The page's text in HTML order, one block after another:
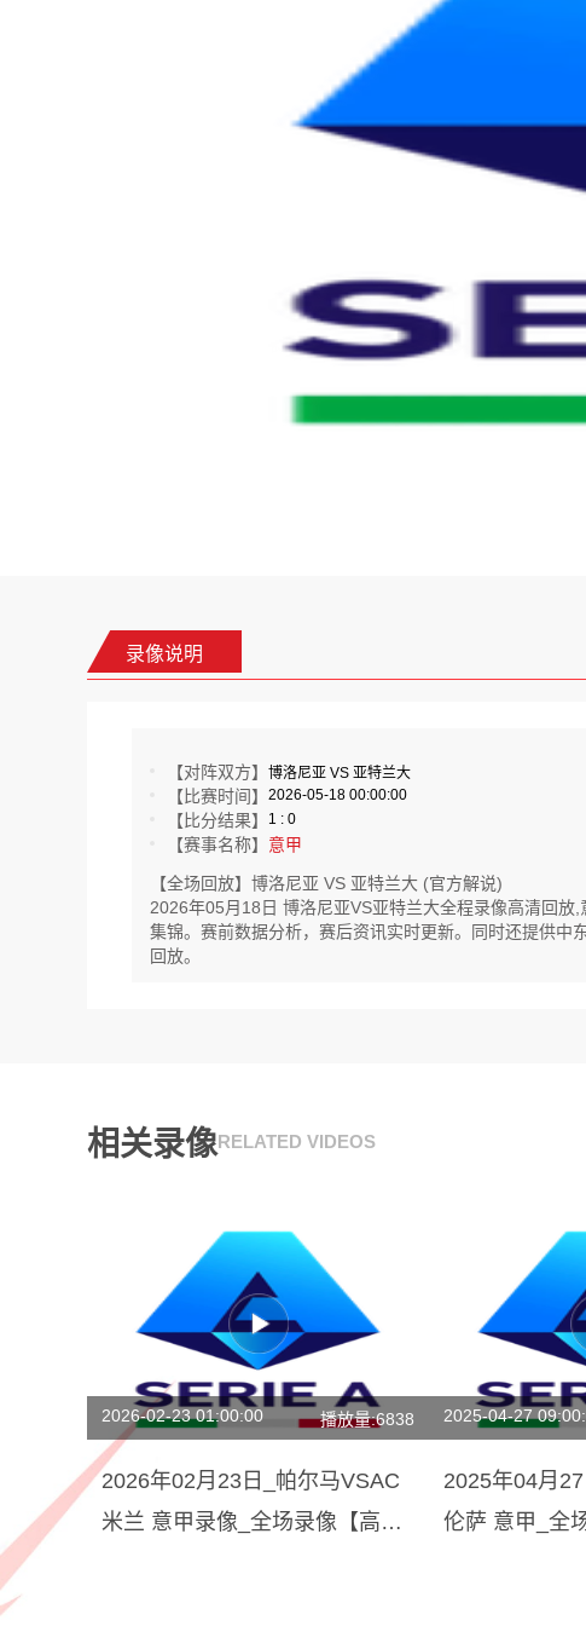
录像说明
【对阵双方】 博洛尼亚 VS 亚特兰大
【比赛时间】 2026-05-18 00:00:00
【比分结果】 1 : 0
【赛事名称】 意甲
【全场回放】博洛尼亚 VS 亚特兰大 (官方解说)
2026年05月18日 博洛尼亚VS亚特兰大全程录像高清回
集锦。赛前数据分析，赛后资讯实时更新。同时还提供
回放。
相关录像RELATED VIDEOS
2026-02-23 01:00:00 播放量:6838
2026年02月23日_帕尔马VSAC
米兰 意甲录像_全场录像【高清
2025-04-27
2025年04月
伦萨 意甲_全